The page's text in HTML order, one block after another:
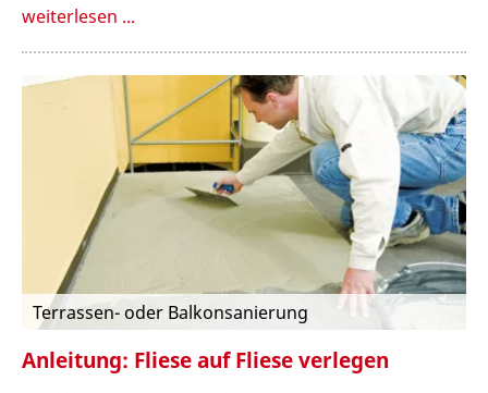
weiterlesen ...
Terrassen- oder Balkonsanierung
Anleitung: Fliese auf Fliese verlegen